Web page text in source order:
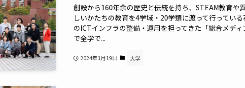
創設から160年余の歴史と伝統を持ち、STEAM教育や
しいかたちの教育を4学域・20学類に渡って行ってい
のICTインフラの整備・運用を担ってきた「総合メデ
で全学で...
2024年1月19日 大学